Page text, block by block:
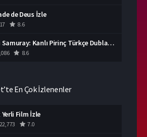
de Deus İzle
8.6
Yedi Samuray: Kanlı Pirinç Türkçe Dublaj İzle
8.6
En Çok İzlenenler
Yerli Film İzle
7.0